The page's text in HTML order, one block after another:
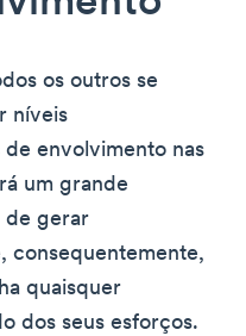
os outros se
níveis
envolvimento nas
um grande
de gerar
consequentemente,
quaisquer
dos seus esforços.